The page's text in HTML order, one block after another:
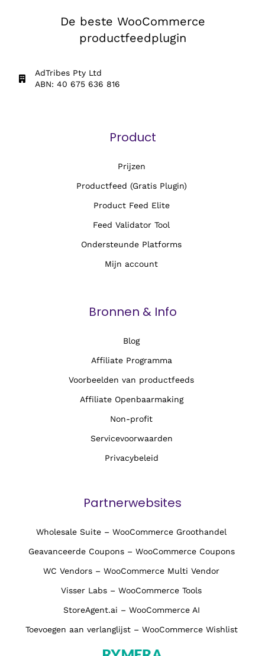
De beste WooCommerce
productfeedplugin
AdTribes Pty Ltd
ABN: 40 675 636 816
Product
Prijzen
Productfeed (Gratis Plugin)
Product Feed Elite
Feed Validator Tool
Ondersteunde Platforms
Mijn account
Bronnen & Info
Blog
Affiliate Programma
Voorbeelden van productfeeds
Affiliate Openbaarmaking
Non-profit
Servicevoorwaarden
Privacybeleid
Partnerwebsites
Wholesale Suite – WooCommerce Groothandel
Geavanceerde Coupons – WooCommerce Coupons
WC Vendors – WooCommerce Multi Vendor
Visser Labs – WooCommerce Tools
StoreAgent.ai – WooCommerce AI
Toevoegen aan verlanglijst – WooCommerce Wishlist